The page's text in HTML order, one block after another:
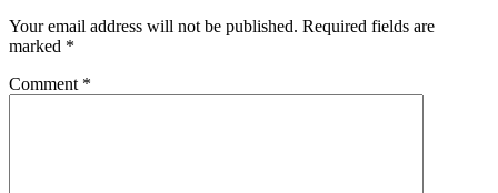
Your email address will not be published. Required fields are
marked *
Comment *